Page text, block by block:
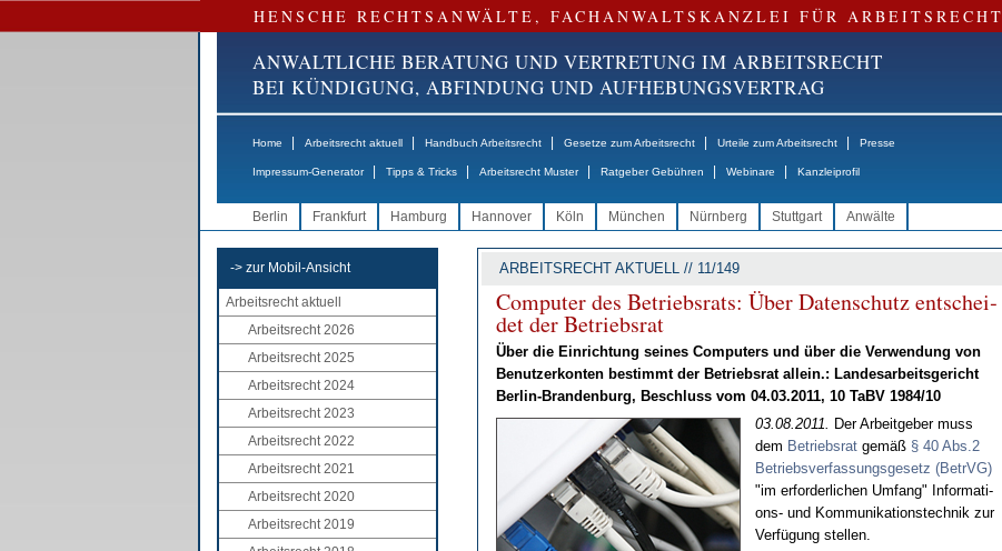
HENSCHE RECHTSANWÄLTE, FACHANWALTSKANZLEI FÜR ARBEITSRECHT
ANWALTLICHE BERATUNG UND VERTRETUNG IM ARBEITSRECHT
BEI KÜNDIGUNG, ABFINDUNG UND AUFHEBUNGSVERTRAG
Home Arbeitsrecht aktuell Handbuch Arbeitsrecht Gesetze zum Arbeitsrecht Urteile zum Arbeitsrecht Presse
Impressum-Generator Tipps & Tricks Arbeitsrecht Muster Ratgeber Gebühren Webinare Kanzleiprofil
Berlin Frankfurt Hamburg Hannover Köln München Nürnberg Stuttgart Anwälte
-> zur Mobil-Ansicht
Arbeitsrecht aktuell
Arbeitsrecht 2026
Arbeitsrecht 2025
Arbeitsrecht 2024
Arbeitsrecht 2023
Arbeitsrecht 2022
Arbeitsrecht 2021
Arbeitsrecht 2020
Arbeitsrecht 2019
ARBEITSRECHT AKTUELL // 11/149
Com­pu­ter des Be­triebs­rats: Über Da­ten­schutz ent­schei­
det der Be­triebs­rat
Über die Ein­rich­tung sei­nes Com­pu­ters und über die Ver­wen­dung von
Be­nut­zer­kon­ten be­stimmt der Be­triebs­rat al­lein.: Lan­des­ar­beits­ge­richt
Ber­lin-Bran­den­burg, Be­schluss vom 04.03.2011, 10 TaBV 1984/10
03.08.2011. Der Ar­beit­ge­ber muss
dem Be­triebs­ratge­mäß § 40 Abs.2
Be­triebs­ver­fas­sungs­ge­setz (Be­trVG)
"im er­for­der­li­chen Um­fang" In­for­ma­ti­
ons- und Kom­mu­ni­ka­ti­ons­tech­nik zur
Ver­fü­gung stel­len.